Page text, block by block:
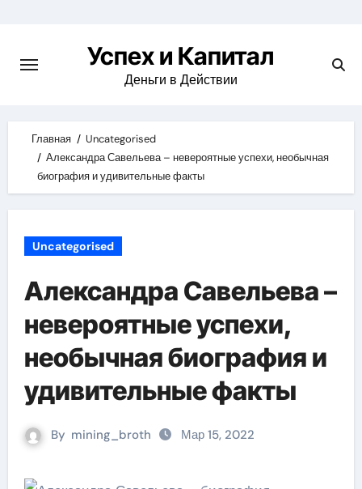
content
Успех и Капитал
Деньги в Действии
Главная
Uncategorised
Александра Савельева – невероятные успехи, необычная
биография и удивительные факты
Uncategorised
Александра Савельева –
невероятные успехи,
необычная биография и
удивительные факты
By mining_broth Мар 15, 2022